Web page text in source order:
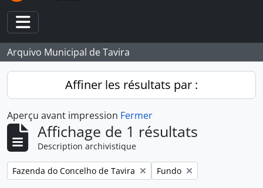
Toggle navigation
Arquivo Municipal de Tavira
Affiner les résultats par :
Aperçu avant impression Fermer
Affichage de 1 résultats
Description archivistique
Remove filter:
Fazenda do Concelho de Tavira Remove filter:
Fundo